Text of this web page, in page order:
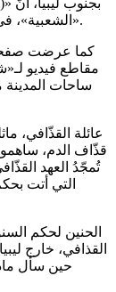
بجنوب ليبيا، أنَّ
الشعبية»، في مقابل ما وصفه بـ«الفشل الذريع لـ(نكبة فبراير)».
كما عرضت
مقاطع فيديو
ساحات المدينة
عائلة القذّافي،
قذّاف الدم، ساهموا
تُمجّدُ العهد
التي أتت
الحنين لحكم
القذافي، خارج
حين سأل